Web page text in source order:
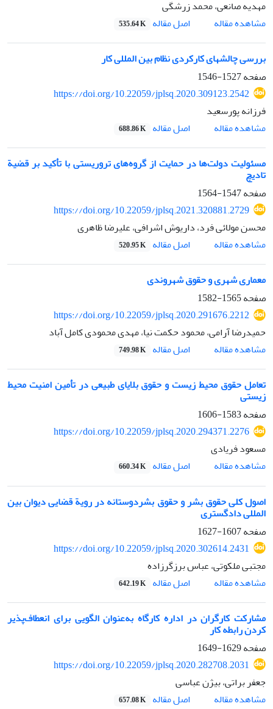
مهدیه صانعی، محمد زرشگی
مشاهده مقاله
اصل مقاله 535.64 K
بررسی چالش‏های کارکردی نظام بین‏ المللی کار
صفحه1527-1546
https://doi.org/10.22059/jplsq.2020.309123.2542
فرزانه پورسعید
مشاهده مقاله
اصل مقاله 688.86 K
مسئولیت دولت‌ها در حمایت از گروه‌های تروریستی با تأکید بر قضیة
تادیچ
صفحه1547-1564
https://doi.org/10.22059/jplsq.2021.320881.2729
محسن مولائی فرد، داریوش اشرافی، علیرضا ظاهری
مشاهده مقاله
اصل مقاله 520.95 K
معماری شهری و حقوق شهروندی
صفحه1565-1582
https://doi.org/10.22059/jplsq.2020.291676.2212
حمیدرضا آرامی، محمود حکمت نیا، مهدی محمودی کامل آباد
مشاهده مقاله
اصل مقاله 749.98 K
تعامل حقوق محیط زیست و حقوق بلایای طبیعی در تأمین امنیت محیط
زیستی
صفحه1583-1606
https://doi.org/10.22059/jplsq.2020.294371.2276
مسعود فریادی
مشاهده مقاله
اصل مقاله 660.34 K
اصول کلی حقوق بشر و حقوق بشردوستانه در رویة قضایی دیوان بین
المللی دادگستری
صفحه1607-1627
https://doi.org/10.22059/jplsq.2020.302614.2431
مجتبی ملکوتی، عباس برزگرزاده
مشاهده مقاله
اصل مقاله 642.19 K
مشارکت کارگران در اداره کارگاه به‌عنوان الگویی برای انعطاف‌پذیر
کردن رابطه کار
صفحه1629-1649
https://doi.org/10.22059/jplsq.2020.282708.2031
جعفر براتی، بیژن عباسی
مشاهده مقاله
اصل مقاله 657.08 K